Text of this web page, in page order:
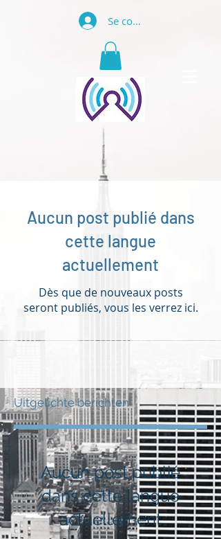
Se connecter
Aucun post publié dans
cette langue
actuellement
Dès que de nouveaux posts
seront publiés, vous les verrez ici.
Uitgelichte berichten
Aucun post publié
dans cette langue
actuellement